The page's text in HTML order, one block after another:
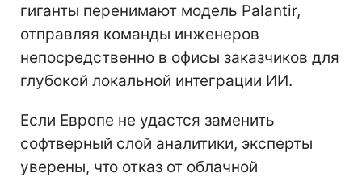
гиганты перенимают модель Palantir,
отправляя команды инженеров
непосредственно в офисы заказчиков для
глубокой локальной интеграции ИИ.
Если Европе не удастся заменить
софтверный слой аналитики, эксперты
уверены, что отказ от облачной